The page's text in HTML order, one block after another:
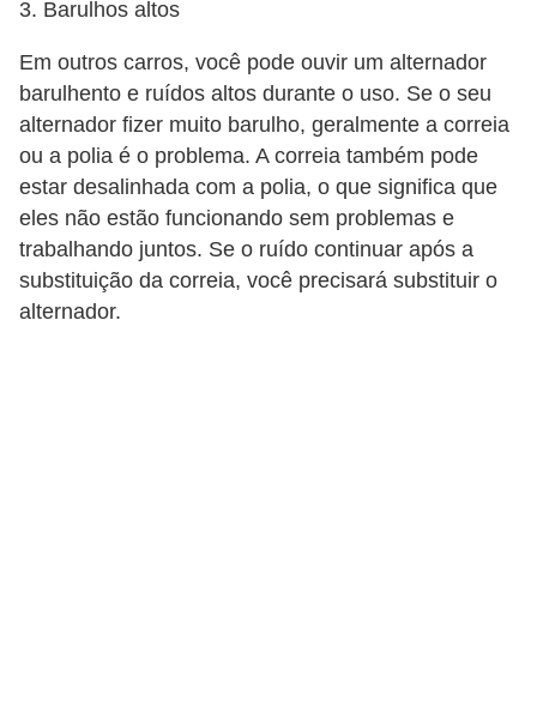
3. Barulhos altos
Em outros carros, você pode ouvir um alternador
barulhento e ruídos altos durante o uso. Se o seu
alternador fizer muito barulho, geralmente a correia
ou a polia é o problema. A correia também pode
estar desalinhada com a polia, o que significa que
eles não estão funcionando sem problemas e
trabalhando juntos. Se o ruído continuar após a
substituição da correia, você precisará substituir o
alternador.
t
e
a
t
e
r
n